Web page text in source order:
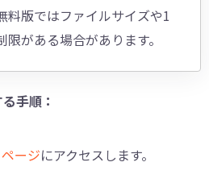
料版ではファイルサイズや1
がある場合があります。
手順：
ージにアクセスします。